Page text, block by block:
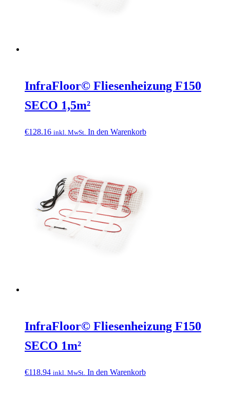
InfraFloor© Fliesenheizung F150
SECO 1,5m²
€128.16 inkl. MwSt. In den Warenkorb
InfraFloor© Fliesenheizung F150
SECO 1m²
€118.94 inkl. MwSt. In den Warenkorb